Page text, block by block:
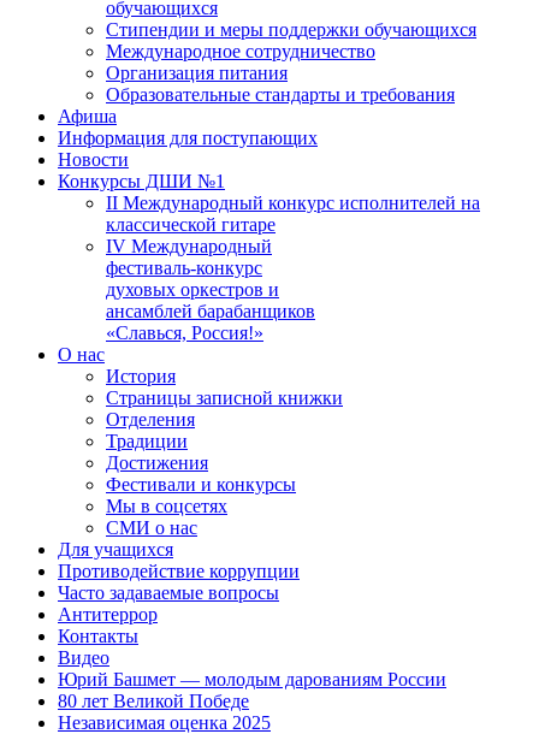
обучающихся
Стипендии и меры поддержки обучающихся
Международное сотрудничество
Организация питания
Образовательные стандарты и требования
Афиша
Информация для поступающих
Новости
Конкурсы ДШИ №1
II Международный конкурс исполнителей на
классической гитаре
IV Международный
фестиваль-конкурс
духовых оркестров и
ансамблей барабанщиков
«Славься, Россия!»
О нас
История
Страницы записной книжки
Отделения
Традиции
Достижения
Фестивали и конкурсы
Мы в соцсетях
СМИ о нас
Для учащихся
Противодействие коррупции
Часто задаваемые вопросы
Антитеррор
Контакты
Видео
Юрий Башмет — молодым дарованиям России
80 лет Великой Победе
Независимая оценка 2025